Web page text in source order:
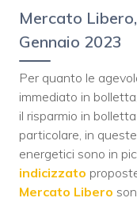
Mercato
Gennaio 2023
Per quanto le
immediato in
il risparmio in
particolare, in
energetici sono in
indicizzato
Mercato Libero